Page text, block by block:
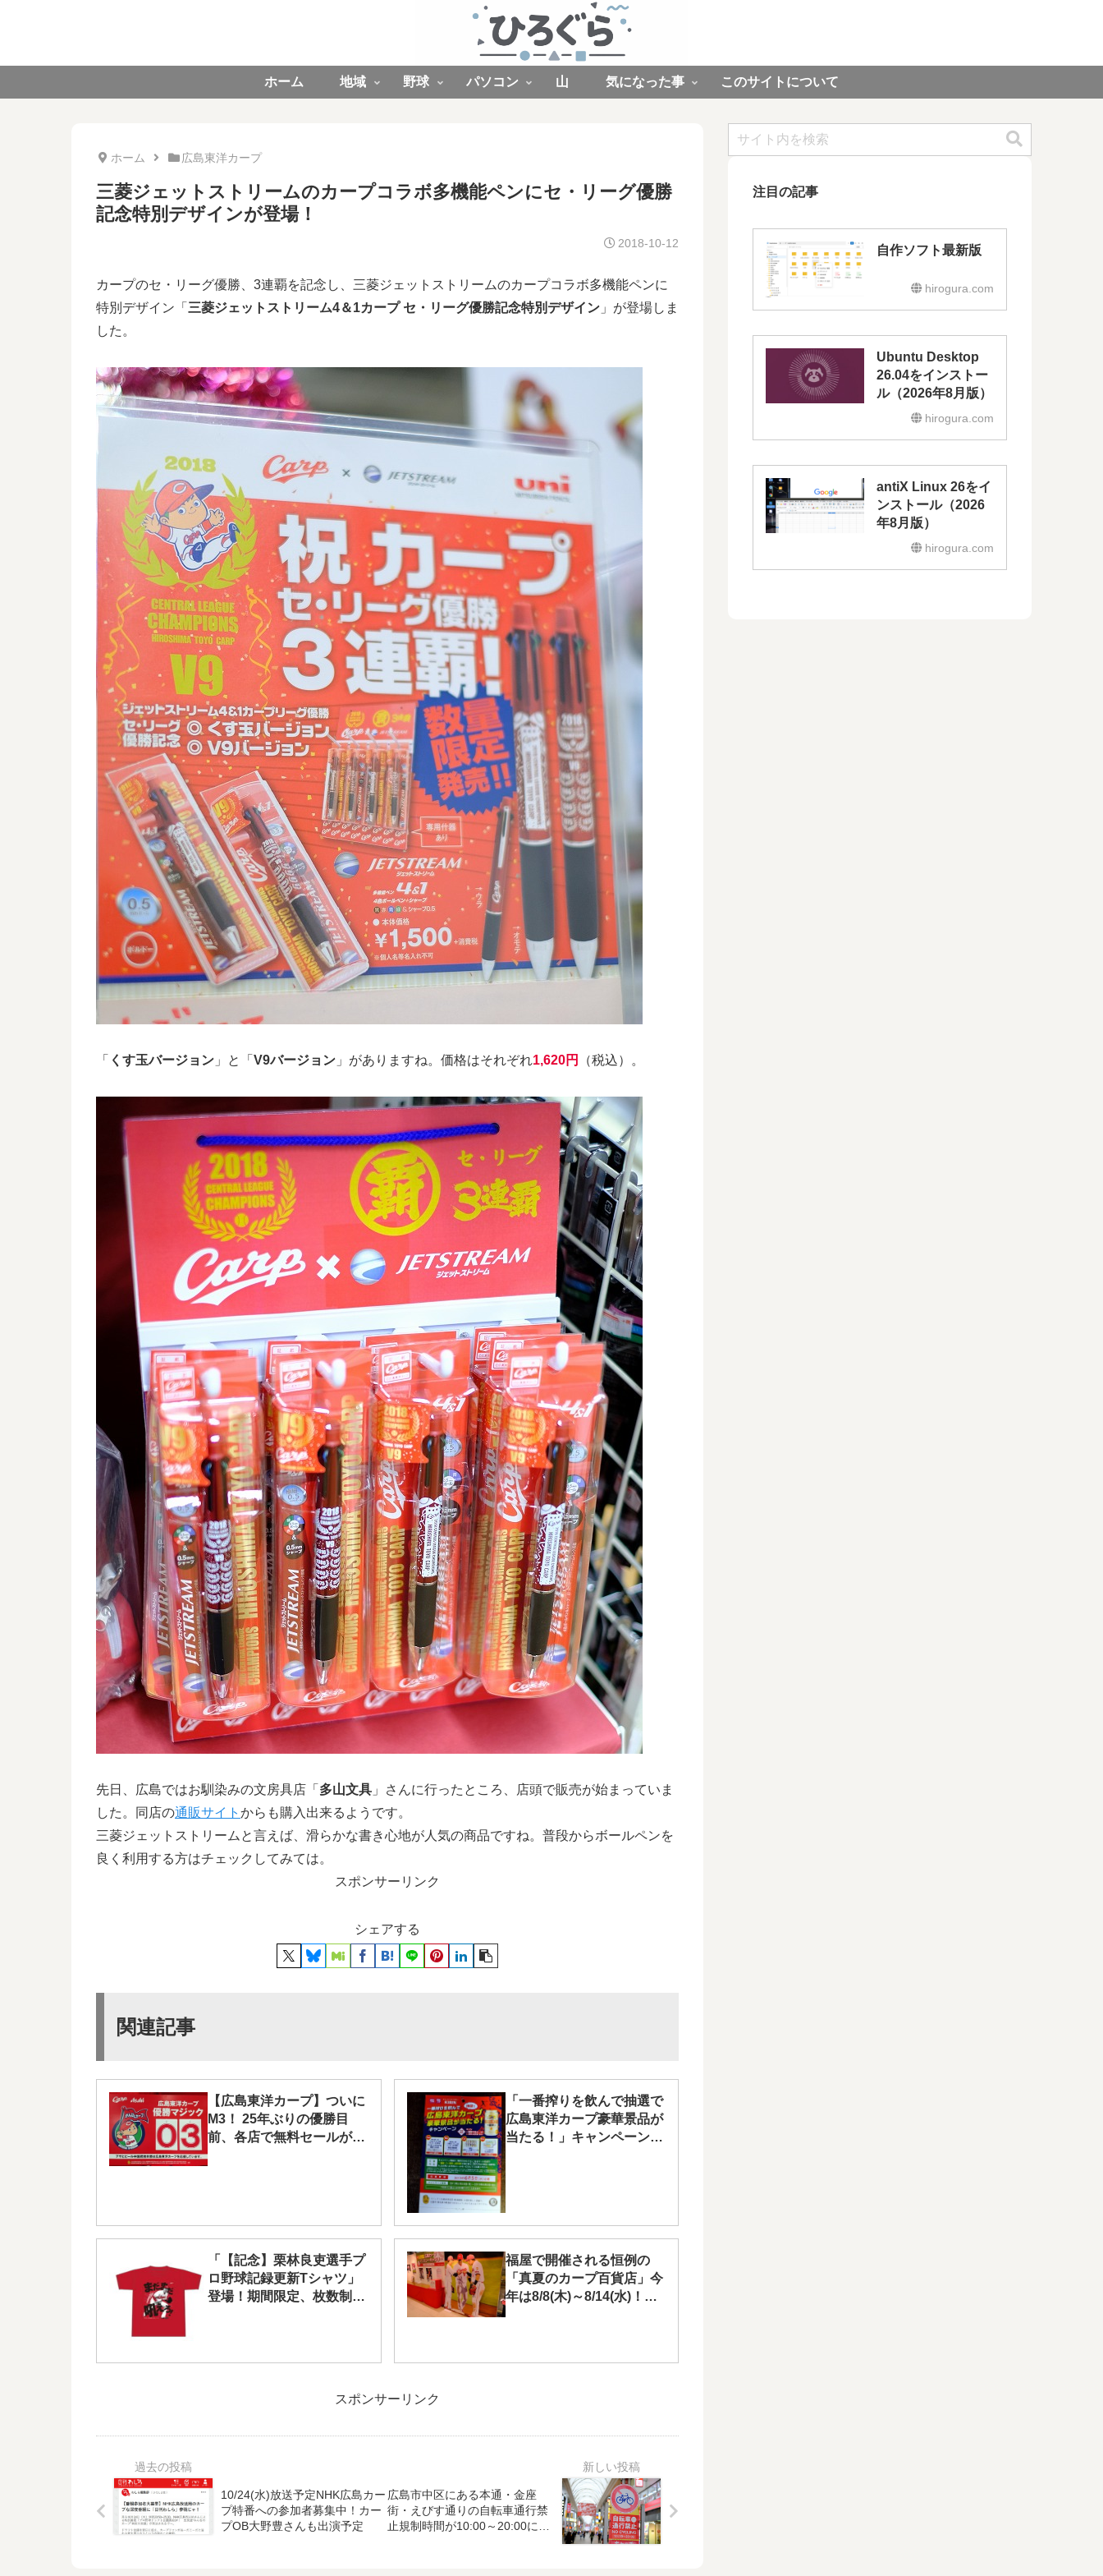
ホーム 地域 野球 パソコン 山 気になった事 このサイトについて
ホーム 広島東洋カープ
三菱ジェットストリームのカープコラボ多機能ペンにセ・リーグ優勝
記念特別デザインが登場！
2018-10-12
カープのセ・リーグ優勝、3連覇を記念し、三菱ジェットストリームのカープコラボ多機能ペンに
特別デザイン「 三菱ジェットストリーム4＆1カープ セ・リーグ優勝記念特別デザイン 」が登場しま
した。
「 くす玉バージョン 」と「 V9バージョン 」がありますね。価格はそれぞれ1,620円 （税込）。
先日、広島ではお馴染みの文房具店「 多山文具 」さんに行ったところ、店頭で販売が始まっていま
した。同店の通販サイト からも購入出来るようです。
三菱ジェットストリームと言えば、滑らかな書き心地が人気の商品ですね。普段からボールペンを
良く利用する方はチェックしてみては。
スポンサーリンク
シェアする
関連記事
【広島東洋カープ】ついに
M3！ 25年ぶりの優勝目
前、各店で無料セールが予
「一番搾りを飲んで抽選で
広島東洋カープ豪華景品が
当たる！」キャンペーン
「【記念】栗林良吏選手プ
ロ野球記録更新Tシャツ」
登場！期間限定、枚数制限
福屋で開催される恒例の
「真夏のカープ百貨店」今
年は8/8(木)～8/14(水)！
Webでも購入可
スポンサーリンク
10/24(水)放送予定NHK広島カー
プ特番への参加者募集中！カー
プOB大野豊さんも出演予定
広島市中区にある本通・金座
街・えびす通りの自転車通行禁
止規制時間が10:00～20:00に変
注目の記事
自作ソフト最新版
hirogura.com
Ubuntu Desktop
26.04をインストー
ル（2026年8月版）
hirogura.com
antiX Linux 26をイ
ンストール（2026
年8月版）
hirogura.com